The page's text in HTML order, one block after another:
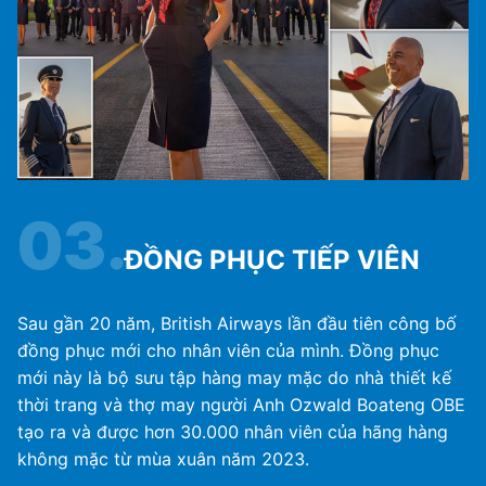
03.ĐỒNG PHỤC TIẾP VIÊN
Sau gần 20 năm, British Airways lần đầu tiên công bố
đồng phục mới cho nhân viên của mình. Đồng phục
mới này là bộ sưu tập hàng may mặc do nhà thiết kế
thời trang và thợ may người Anh Ozwald Boateng OBE
tạo ra và được hơn 30.000 nhân viên của hãng hàng
không mặc từ mùa xuân năm 2023.